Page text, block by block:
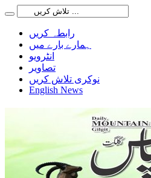
رابطہ کریں
ہمارے بارے میں
انٹرویو
تصاویر
نوکری تلاش کریں
English News